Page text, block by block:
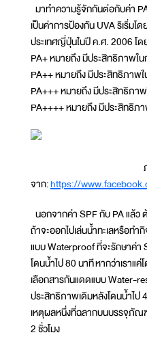
มาทำความรู้จักกันต่อกับค่า
เป็นค่าการป้องกัน UVA ริเริ่ม
ประเทศญี่ปุ่นในปี ค.ศ. 2006 โ
PA+ หมายถึง มีประสิทธิภาพใ
PA++ หมายถึง มีประสิทธิภาพ
PA+++ หมายถึง มีประสิทธิภา
PA++++ หมายถึง มีประสิทธิภ
จาก:https://
นอกจากค่า SPF กับ PA แล้ว
ถ้าจะออกไปเล่นน้ำทะเลหรือท
แบบ Waterproof ที่จะรักษาค่า
โดนน้ำไป 80 นาที หากว่าเราแ
เลือกสารกันแดดแบบ Water-
ประสิทธิภาพเดิมหลังโดนน้ำไป
เหตุผลหนึ่งที่ฉลากบนบรรจุภัณ
2 ชั่วโมง